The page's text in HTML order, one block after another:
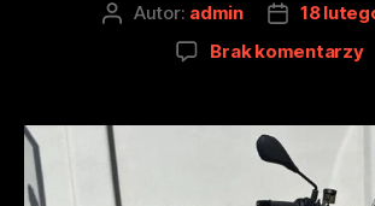
Autor: admin
18
Brak komentarzy